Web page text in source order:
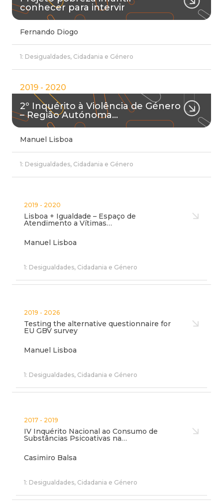
conhecer para intervir
Fernando Diogo
1: Desigualdades, Cidadania e Género
2019 - 2020
2º Inquérito à Violência de Género
– Região Autónoma…
Manuel Lisboa
1: Desigualdades, Cidadania e Género
2019 - 2020
Lisboa + Igualdade – Espaço de
Atendimento a Vítimas…
Manuel Lisboa
1: Desigualdades, Cidadania e Género
2019 - 2026
Testing the alternative questionnaire for
EU GBV survey
Manuel Lisboa
1: Desigualdades, Cidadania e Género
2017 - 2019
IV Inquérito Nacional ao Consumo de
Substâncias Psicoativas na…
Casimiro Balsa
1: Desigualdades, Cidadania e Género